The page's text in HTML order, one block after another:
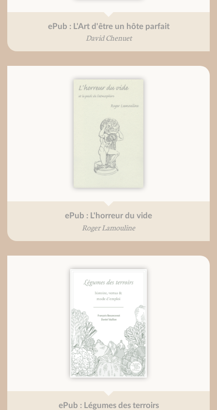
ePub : L'Art d'être un hôte parfait
David Chenuet
ePub : L'horreur du vide
Roger Lamouline
ePub : Légumes des terroirs